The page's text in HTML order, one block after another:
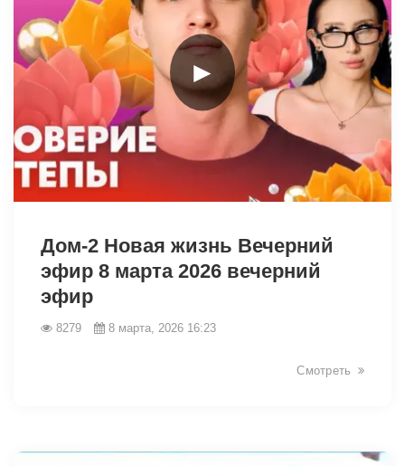
►
Дом-2 Новая жизнь Вечерний
эфир 8 марта 2026 вечерний
эфир
8279 8 марта, 2026 16:23
Смотреть